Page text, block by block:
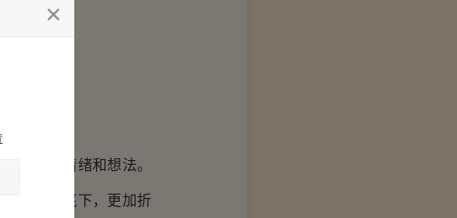
不开的情绪和想法。
在笑容底下，更加折